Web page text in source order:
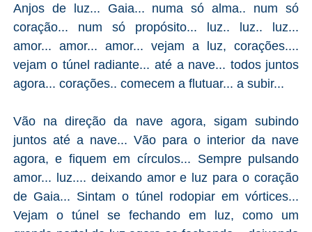
Anjos de luz... Gaia... numa só alma.. num só
coração... num só propósito... luz.. luz.. luz...
amor... amor... amor... vejam a luz, corações....
vejam o túnel radiante... até a nave... todos juntos
agora... corações.. comecem a flutuar... a subir...
Vão na direção da nave agora, sigam subindo
juntos até a nave... Vão para o interior da nave
agora, e fiquem em círculos... Sempre pulsando
amor... luz.... deixando amor e luz para o coração
de Gaia... Sintam o túnel rodopiar em vórtices...
Vejam o túnel se fechando em luz, como um